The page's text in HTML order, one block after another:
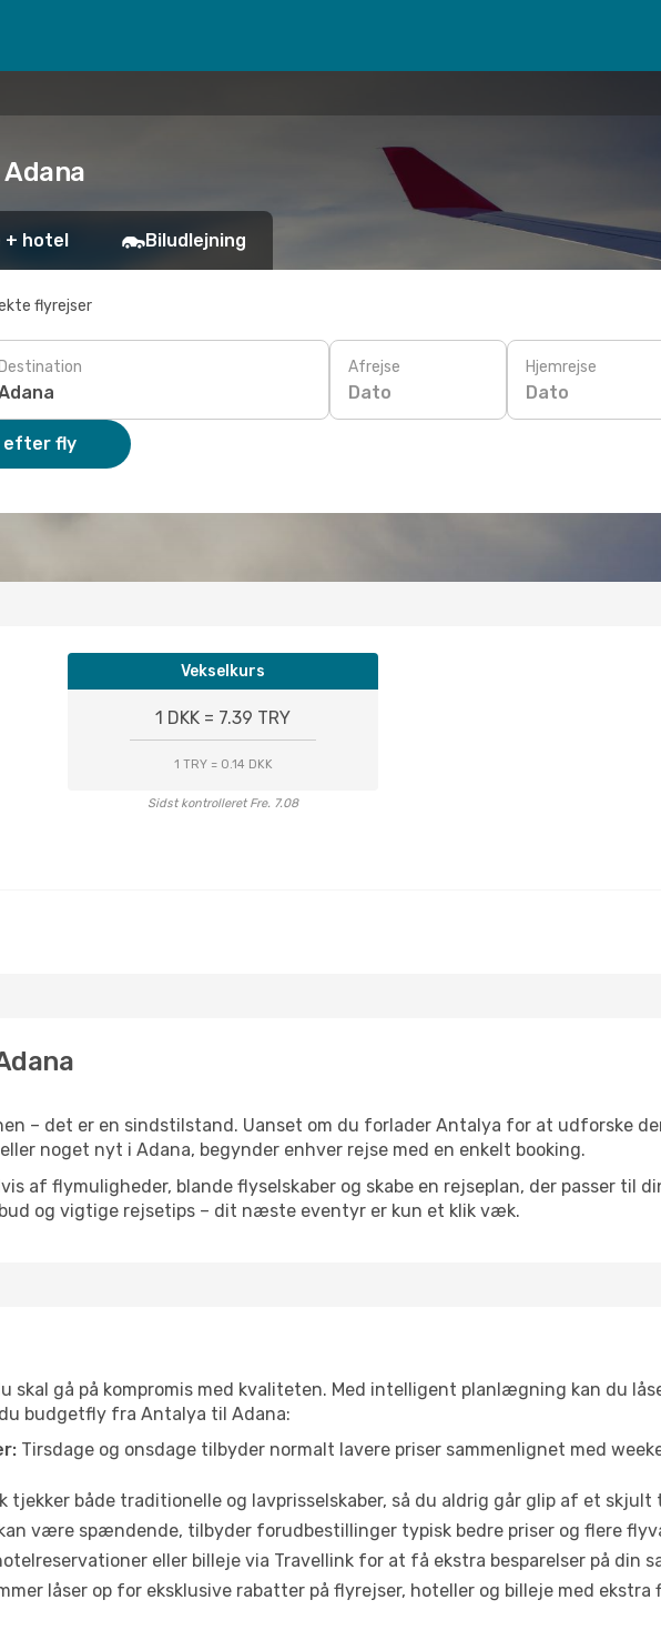
+ hotel Biludlejning
flyrejser
Destination Afrejse
Dato
Hjemrejse
Dato
efter fly
Vekselkurs
1 DKK = 7.39 TRY
1 TRY = 0.14 DKK
Sidst kontrolleret Fre. 7.08
– det er en sindstilstand. Uanset om du forlader Antalya for at udforske
noget nyt i Adana, begynder enhver rejse med en enkelt booking.
af flymuligheder, blande flyselskaber og skabe en rejseplan, der passer til
og vigtige rejsetips – dit næste eventyr er kun et klik væk.
skal gå på kompromis med kvaliteten. Med intelligent planlægning kan du
budgetfly fra Antalya til Adana:
Tirsdage og onsdage tilbyder normalt lavere priser sammenlignet med
tjekker både traditionelle og lavprisselskaber, så du aldrig går glip af et skjult
være spændende, tilbyder forudbestillinger typisk bedre priser og flere
eller billeje via Travellink for at få ekstra besparelser på din
låser op for eksklusive rabatter på flyrejser, hoteller og billeje med